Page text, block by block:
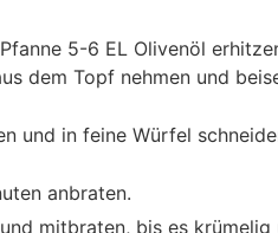
5-6 EL Olivenöl
dem Topf nehmen und
und in feine Würfel
anbraten.
mitbraten, bis es